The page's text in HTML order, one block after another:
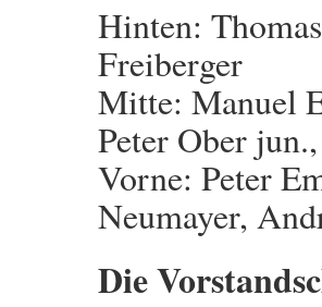
Hinten:
Freiberger
Mitte: Manuel
Peter Ober
Vorne: Peter
Neumayer,
Die